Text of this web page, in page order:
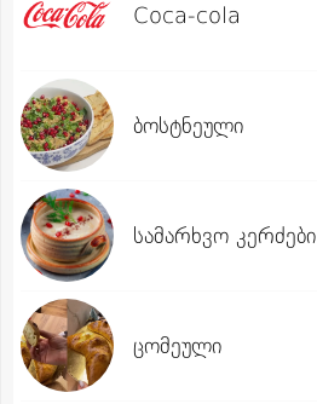
Coca-cola
ბოსტნეული
სამარხვო კერძები
ცომეული